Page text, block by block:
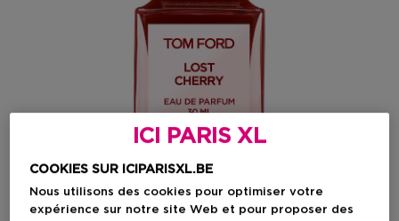
ICI PARIS XL
COOKIES SUR ICIPARISXL.BE
Nous utilisons des cookies pour optimiser votre
expérience sur notre site Web et pour proposer des